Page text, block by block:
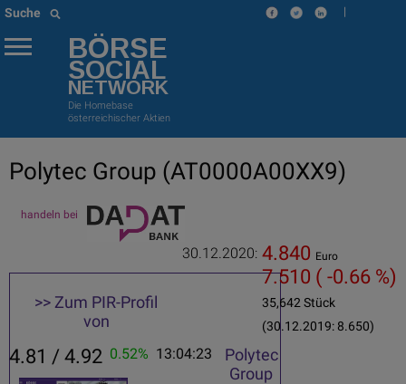
Suche |
BÖRSE
SOCIAL
NETWORK
Die Homebase
österreichischer Aktien
Polytec Group (AT0000A00XX9)
handeln bei
30.12.2020: 4.840 Euro
7.510 ( -0.66 %)
35,642 Stück
(30.12.2019: 8.650)
4.81 / 4.92 0.52% 13:04:23
>> Zum PIR-Profil
von
Polytec
Group